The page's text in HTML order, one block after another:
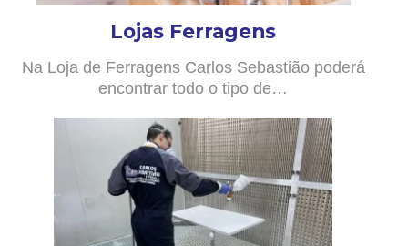
Lojas Ferragens
Na Loja de Ferragens Carlos Sebastião poderá
encontrar todo o tipo de…